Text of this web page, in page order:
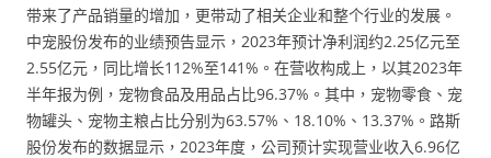
带来了产品销量的增加，更带动了相关企业和整个行业的发展。
中宠股份发布的业绩预告显示，2023年预计净利润约2.25亿元至
2.55亿元，同比增长112%至141%。在营收构成上，以其2023年
半年报为例，宠物食品及用品占比96.37%。其中，宠物零食、宠
物罐头、宠物主粮占比分别为63.57%、18.10%、13.37%。路斯
股份发布的数据显示，2023年度，公司预计实现营业收入6.96亿